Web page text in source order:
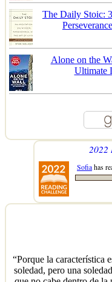
The Daily Stoic:
Alone on the
Ultimate
2022
Sofiahas
“Porque la característica
soledad, pero una